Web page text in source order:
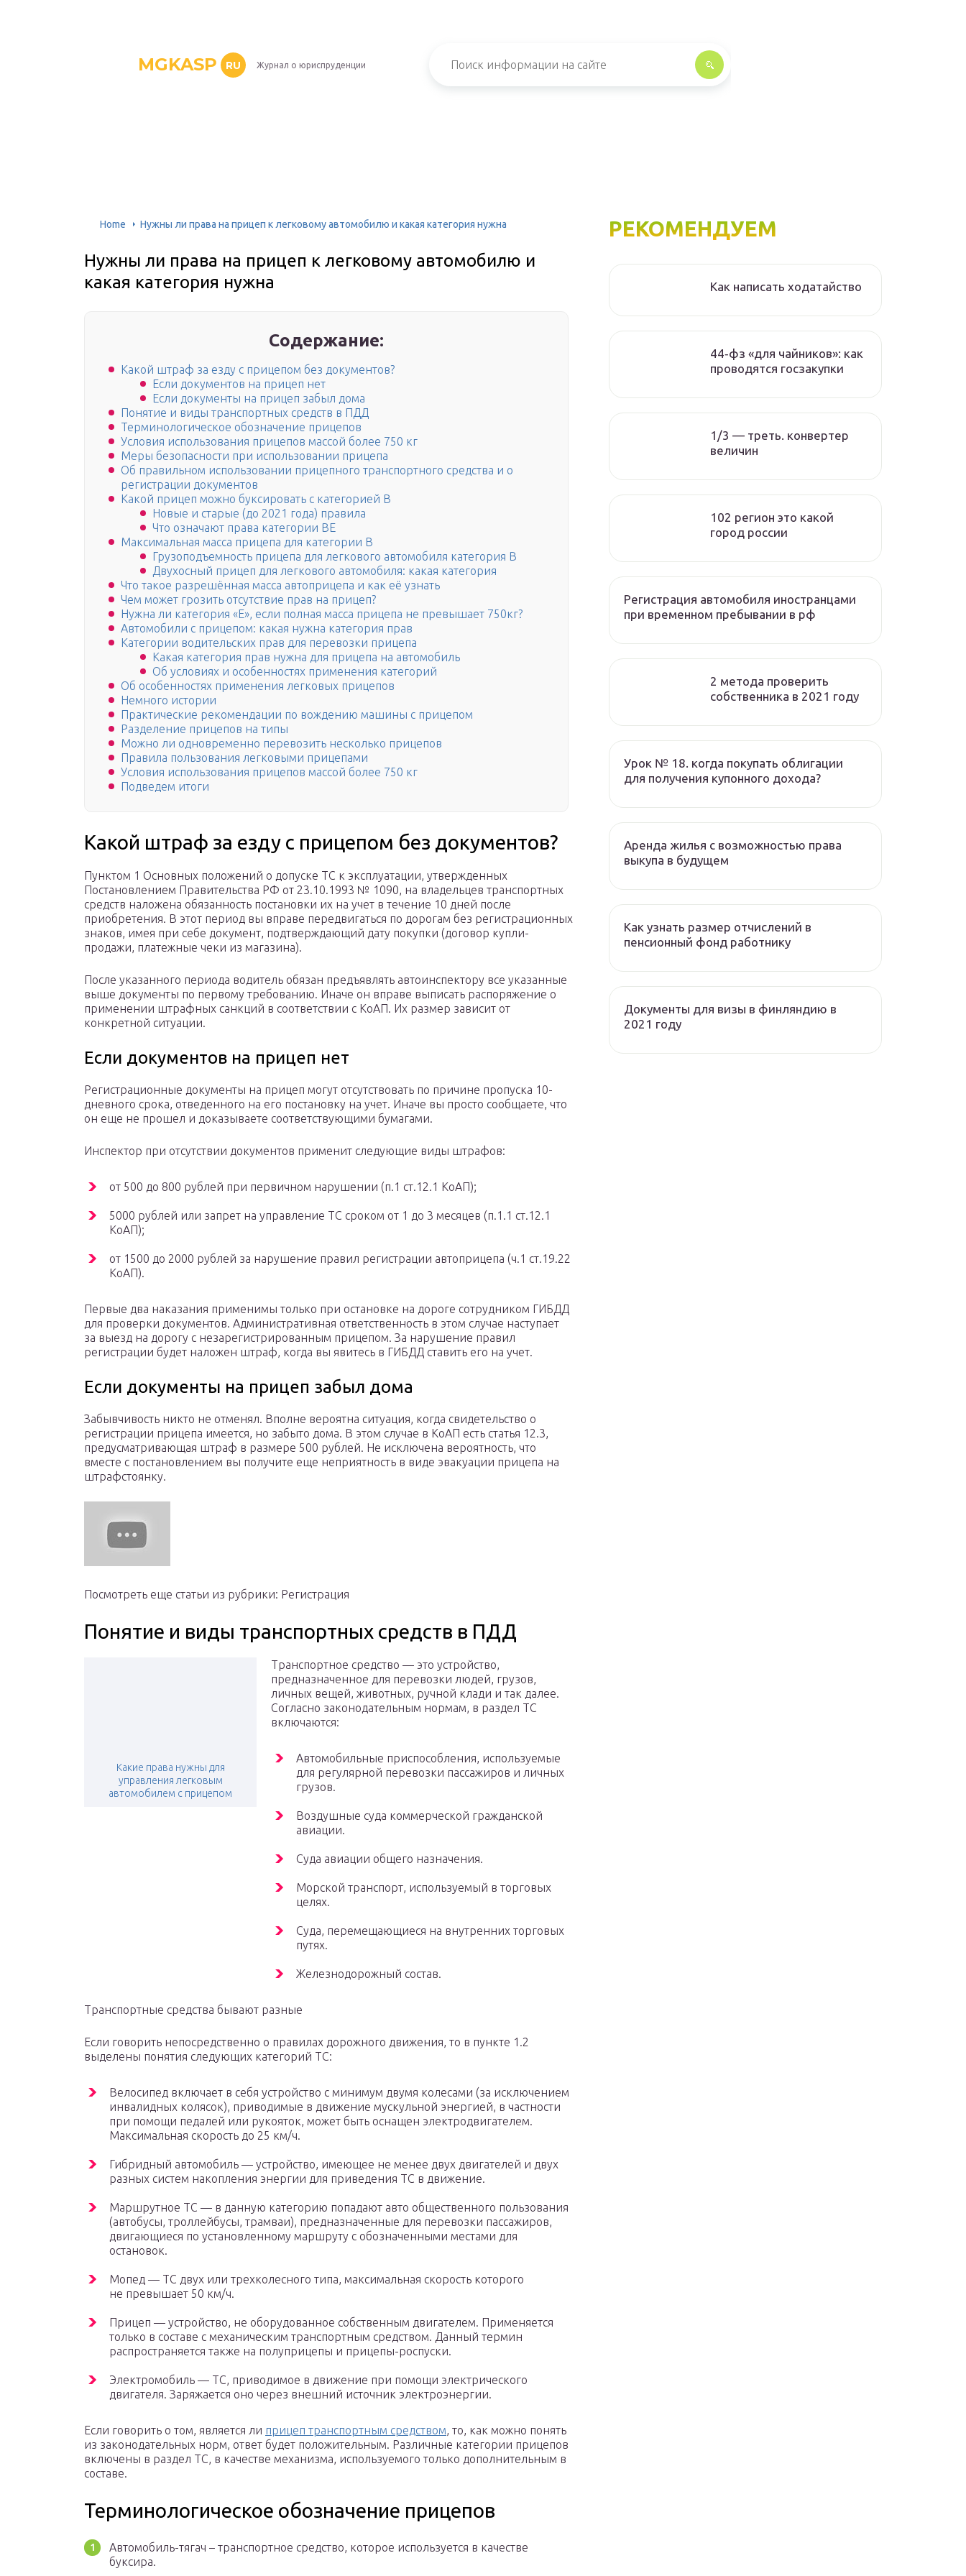
MGKASP RU Журнал о юриспруденции
Home Нужны ли права на прицеп к легковому автомобилю и какая категория нужна
Нужны ли права на прицеп к легковому автомобилю и
какая категория нужна
Содержание:
Какой штраф за езду с прицепом без документов?
Если документов на прицеп нет
Если документы на прицеп забыл дома
Понятие и виды транспортных средств в ПДД
Терминологическое обозначение прицепов
Условия использования прицепов массой более 750 кг
Меры безопасности при использовании прицепа
Об правильном использовании прицепного транспортного средства и о
регистрации документов
Какой прицеп можно буксировать с категорией В
Новые и старые (до 2021 года) правила
Что означают права категории ВЕ
Максимальная масса прицепа для категории В
Грузоподъемность прицепа для легкового автомобиля категория В
Двухосный прицеп для легкового автомобиля: какая категория
Что такое разрешённая масса автоприцепа и как её узнать
Чем может грозить отсутствие прав на прицеп?
Нужна ли категория «Е», если полная масса прицепа не превышает 750кг?
Автомобили с прицепом: какая нужна категория прав
Категории водительских прав для перевозки прицепа
Какая категория прав нужна для прицепа на автомобиль
Об условиях и особенностях применения категорий
Об особенностях применения легковых прицепов
Немного истории
Практические рекомендации по вождению машины с прицепом
Разделение прицепов на типы
Можно ли одновременно перевозить несколько прицепов
Правила пользования легковыми прицепами
Условия использования прицепов массой более 750 кг
Подведем итоги
Какой штраф за езду с прицепом без документов?
Пунктом 1 Основных положений о допуске ТС к эксплуатации, утвержденных
Постановлением Правительства РФ от 23.10.1993 № 1090, на владельцев транспортных
средств наложена обязанность постановки их на учет в течение 10 дней после
приобретения. В этот период вы вправе передвигаться по дорогам без регистрационных
знаков, имея при себе документ, подтверждающий дату покупки (договор купли-
продажи, платежные чеки из магазина).
После указанного периода водитель обязан предъявлять автоинспектору все указанные
выше документы по первому требованию. Иначе он вправе выписать распоряжение о
применении штрафных санкций в соответствии с КоАП. Их размер зависит от
конкретной ситуации.
Если документов на прицеп нет
Регистрационные документы на прицеп могут отсутствовать по причине пропуска 10-
дневного срока, отведенного на его постановку на учет. Иначе вы просто сообщаете, что
он еще не прошел и доказываете соответствующими бумагами.
Инспектор при отсутствии документов применит следующие виды штрафов:
от 500 до 800 рублей при первичном нарушении (п.1 ст.12.1 КоАП);
5000 рублей или запрет на управление ТС сроком от 1 до 3 месяцев (п.1.1 ст.12.1
КоАП);
от 1500 до 2000 рублей за нарушение правил регистрации автоприцепа (ч.1 ст.19.22
КоАП).
Первые два наказания применимы только при остановке на дороге сотрудником ГИБДД
для проверки документов. Административная ответственность в этом случае наступает
за выезд на дорогу с незарегистрированным прицепом. За нарушение правил
регистрации будет наложен штраф, когда вы явитесь в ГИБДД ставить его на учет.
Если документы на прицеп забыл дома
Забывчивость никто не отменял. Вполне вероятна ситуация, когда свидетельство о
регистрации прицепа имеется, но забыто дома. В этом случае в КоАП есть статья 12.3,
предусматривающая штраф в размере 500 рублей. Не исключена вероятность, что
вместе с постановлением вы получите еще неприятность в виде эвакуации прицепа на
штрафстоянку.
Посмотреть еще статьи из рубрики: Регистрация
Понятие и виды транспортных средств в ПДД
Какие права нужны для
управления легковым
автомобилем с прицепом
Транспортное средство — это устройство,
предназначенное для перевозки людей, грузов,
личных вещей, животных, ручной клади и так далее.
Согласно законодательным нормам, в раздел ТС
включаются:
Автомобильные приспособления, используемые
для регулярной перевозки пассажиров и личных
грузов.
Воздушные суда коммерческой гражданской
авиации.
Суда авиации общего назначения.
Морской транспорт, используемый в торговых
целях.
Суда, перемещающиеся на внутренних торговых
путях.
Железнодорожный состав.
Транспортные средства бывают разные
Если говорить непосредственно о правилах дорожного движения, то в пункте 1.2
выделены понятия следующих категорий ТС:
Велосипед включает в себя устройство с минимум двумя колесами (за исключением
инвалидных колясок), приводимые в движение мускульной энергией, в частности
при помощи педалей или рукояток, может быть оснащен электродвигателем.
Максимальная скорость до 25 км/ч.
Гибридный автомобиль — устройство, имеющее не менее двух двигателей и двух
разных систем накопления энергии для приведения ТС в движение.
Маршрутное ТС — в данную категорию попадают авто общественного пользования
(автобусы, троллейбусы, трамваи), предназначенные для перевозки пассажиров,
двигающиеся по установленному маршруту с обозначенными местами для
остановок.
Мопед — ТС двух или трехколесного типа, максимальная скорость которого
не превышает 50 км/ч.
Прицеп — устройство, не оборудованное собственным двигателем. Применяется
только в составе с механическим транспортным средством. Данный термин
распространяется также на полуприцепы и прицепы-роспуски.
Электромобиль — ТС, приводимое в движение при помощи электрического
двигателя. Заряжается оно через внешний источник электроэнергии.
Если говорить о том, является ли прицеп транспортным средством, то, как можно понять
из законодательных норм, ответ будет положительным. Различные категории прицепов
включены в раздел ТС, в качестве механизма, используемого только дополнительным в
составе.
Терминологическое обозначение прицепов
Автомобиль-тягач – транспортное средство, которое используется в качестве
буксира.
РЕКОМЕНДУЕМ
Как написать ходатайство
44‑фз «для чайников»: как
проводятся госзакупки
1/3 — треть. конвертер
величин
102 регион это какой
город россии
Регистрация автомобиля иностранцами
при временном пребывании в рф
2 метода проверить
собственника в 2021 году
Урок № 18. когда покупать облигации
для получения купонного дохода?
Аренда жилья с возможностью права
выкупа в будущем
Как узнать размер отчислений в
пенсионный фонд работнику
Документы для визы в финляндию в
2021 году